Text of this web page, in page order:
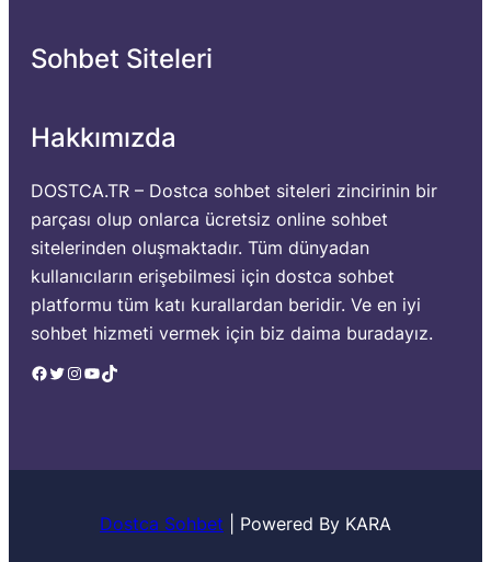
Sohbet Siteleri
Hakkımızda
DOSTCA.TR – Dostca sohbet siteleri zincirinin bir
parçası olup onlarca ücretsiz online sohbet
sitelerinden oluşmaktadır. Tüm dünyadan
kullanıcıların erişebilmesi için dostca sohbet
platformu tüm katı kurallardan beridir. Ve en iyi
sohbet hizmeti vermek için biz daima buradayız.
Facebook Twitter Instagram YouTube TikTok
Dostca Sohbet Powered By KARA